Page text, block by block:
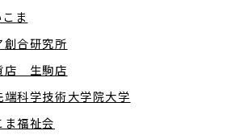
ま
創合研究所
店 生駒店
科学技術大学院大学
福祉会